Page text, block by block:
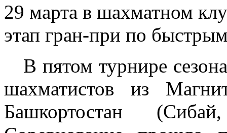
29 марта в шахматном
этап гран-при по
В пятом турнире
шахматистов из
Башкортостан